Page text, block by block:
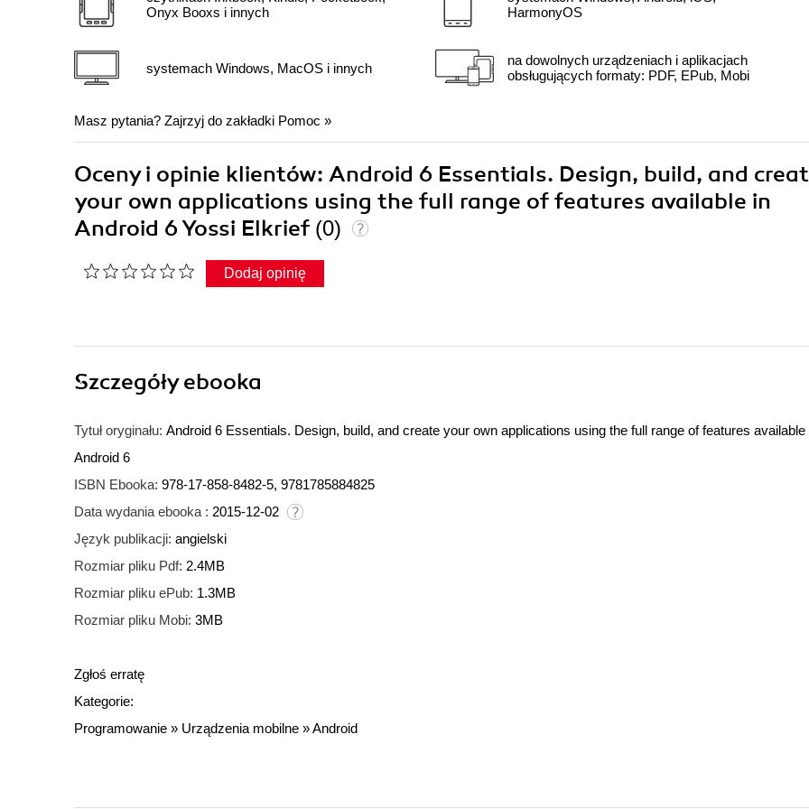
Onyx Booxs i innych
systemach Windows, MacOS i innych
HarmonyOS
na dowolnych urządzeniach i aplikacjach
obsługujących formaty: PDF, EPub, Mobi
Masz pytania? Zajrzyj do zakładki Pomoc »
Oceny i opinie klientów: Android 6 Essentials. Design, build, and
your own applications using the full range of features available in
Android 6 Yossi Elkrief (0)
Dodaj opinię
Szczegółyebooka
Tytuł oryginału: Android 6 Essentials. Design, build, and create your own applications using the full range of features available
Android 6
ISBN Ebooka: 978-17-858-8482-5, 9781785884825
Data wydania ebooka : 2015-12-02
Język publikacji: angielski
Rozmiar pliku Pdf: 2.4MB
Rozmiar pliku ePub: 1.3MB
Rozmiar pliku Mobi: 3MB
Zgłoś erratę
Kategorie:
Programowanie » Urządzenia mobilne »Android